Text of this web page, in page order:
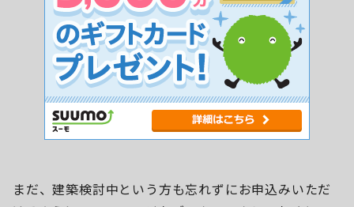
まだ、建築検討中という方も忘れずにお申込みいただ